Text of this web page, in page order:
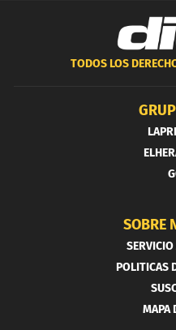
TODOS LOS
SOBRE
POLITICAS
MAPA